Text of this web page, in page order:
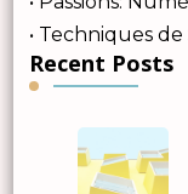
• Techniques
Recent Posts